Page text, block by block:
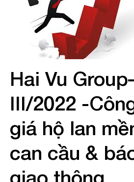
Hai Vu
III/2022 -
giá hộ lan
can cầu &
giao thông.